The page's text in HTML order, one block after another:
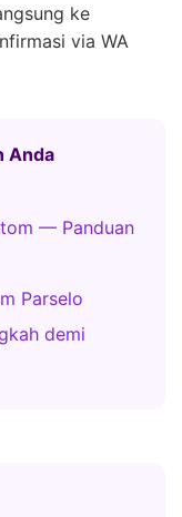
ke
via WA
Anda
— Panduan
Parselo
demi